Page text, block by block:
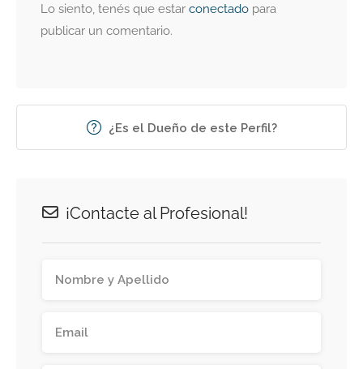
Lo siento, tenés que estar conectado para
publicar un comentario.
¿Es el Dueño de este Perfil?
¡Contacte al Profesional!